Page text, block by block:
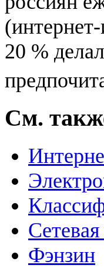
20 %
См.
Фэнзин